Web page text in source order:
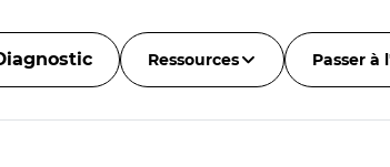
Ressources Passer à